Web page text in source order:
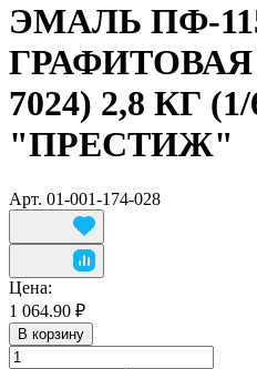
ЭМАЛЬ ПФ-
ГРАФИТОВАЯ
7024) 2,8 КГ (1/
"ПРЕСТИЖ"
Арт. 01-001-174-028
Цена:
1 064.90 ₽
В корзину